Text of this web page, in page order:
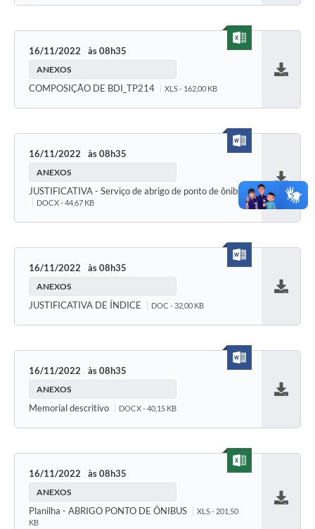
16/11/2022 08h35
ANEXOS
COMPOSIÇÃO DE BDI_TP214 XLS - 162,00 KB
16/11/2022 08h35
ANEXOS
JUSTIFICATIVA - Serviço de abrigo de ponto de ônibus
DOCX - 44,67 KB
Baixar
16/11/2022 08h35
ANEXOS
JUSTIFICATIVA DE ÍNDICE DOC - 32,00 KB
16/11/2022 08h35
ANEXOS
Memorial descritivo DOCX - 40,15 KB
16/11/2022 08h35
ANEXOS
Planilha - ABRIGO PONTO DE ÔNIBUS
XLS - 201,50
KB